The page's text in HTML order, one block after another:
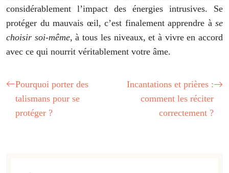
considérablement l’impact des énergies intrusives. Se
protéger du mauvais œil, c’est finalement apprendre à se
choisir soi-même, à tous les niveaux, et à vivre en accord
avec ce qui nourrit véritablement votre âme.
Pourquoi porter des
talismans pour se
protéger ?
Incantations et prières :
comment les réciter
correctement ?